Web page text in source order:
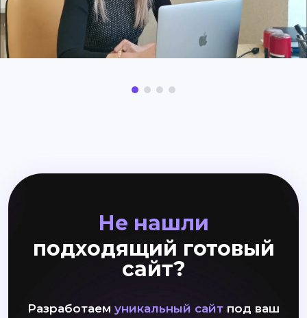
Не нашли
подходящий готовый
сайт?
Разработаем уникальный сайт под ваш